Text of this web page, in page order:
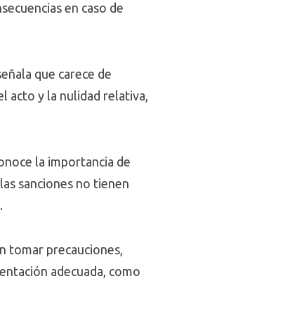
en caso de
que carece de
acto y la nulidad relativa,
la importancia de
sanciones no tienen
tomar precauciones,
adecuada, como